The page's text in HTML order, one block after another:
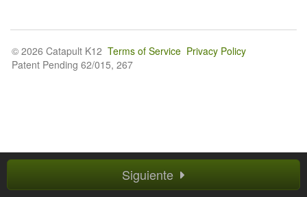
Siguiente
© 2026 Catapult K12 Terms of Service Privacy Policy
Patent Pending 62/015, 267